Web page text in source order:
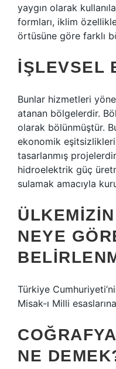
yaygın olarak
formları, iklim
örtüsüne göre farklı
İŞLEVSEL
Bunlar hizmetleri
atanan bölgelerdir.
olarak bölünmüştür.
ekonomik
tasarlanmış
hidroelektrik güç
sulamak amacıyla
NEYE
Türkiye
Misak-ı Milli
NE